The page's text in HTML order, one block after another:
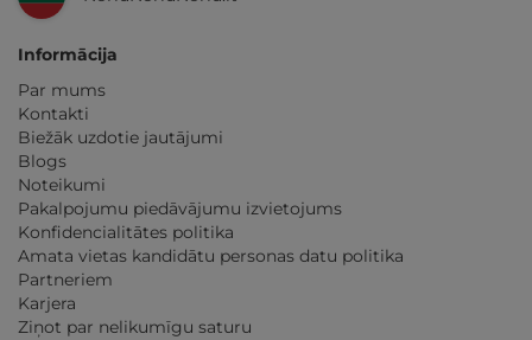
Informācija
Par mums
Kontakti
Biežāk uzdotie jautājumi
Blogs
Noteikumi
Pakalpojumu piedāvājumu izvietojums
Konfidencialitātes politika
Amata vietas kandidātu personas datu politika
Partneriem
Karjera
Ziņot par nelikumīgu saturu